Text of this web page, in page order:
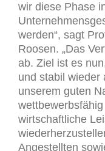
wir diese Phase
werden“, sagt
Roosen. „Das
ab. Ziel ist es
und stabil wieder
unserem guten
wirtschaftliche
Angestellten